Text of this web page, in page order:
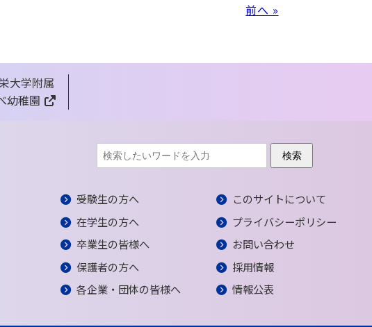
前へ »
大学附属
幼稚園
受験生の方へ
在学生の方へ
卒業生の皆様へ
保護者の方へ
各企業・団体の皆様へ
このサイトについて
プライバシーポリシー
お問い合わせ
採用情報
情報公表